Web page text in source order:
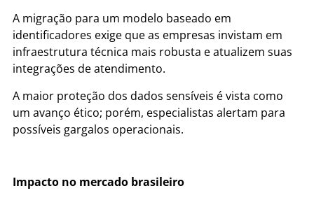
A migração para um modelo baseado em
identificadores exige que as empresas invistam em
infraestrutura técnica mais robusta e atualizem suas
integrações de atendimento.
A maior proteção dos dados sensíveis é vista como
um avanço ético; porém, especialistas alertam para
possíveis gargalos operacionais.
Impacto no mercado brasileiro